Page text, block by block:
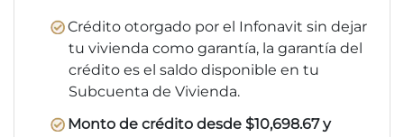
Crédito otorgado por el Infonavit sin dejar
tu vivienda como garantía, la garantía del
crédito es el saldo disponible en tu
Subcuenta de Vivienda.
Monto de crédito desde $10,698.67 y